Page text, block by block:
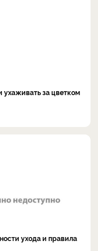
ухаживать за цветком
ухода и правила